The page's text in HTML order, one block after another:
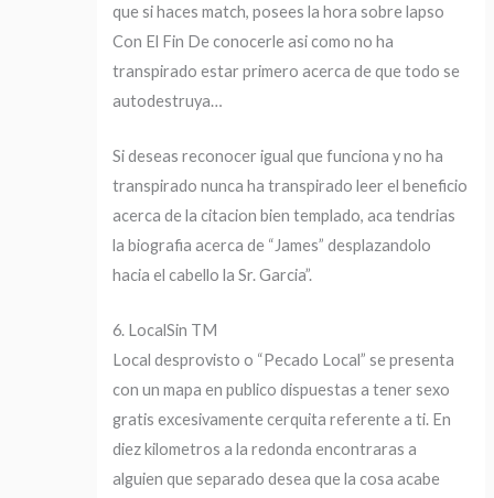
que si haces match, posees la hora sobre lapso
Con El Fin De conocerle asi­ como no ha
transpirado estar primero acerca de que todo se
autodestruya…
Si deseas reconocer igual que funciona y no ha
transpirado nunca ha transpirado leer el beneficio
acerca de la citacion bien templado, aca tendri­as
la biografia acerca de “James” desplazandolo
hacia el cabello la Sr. Garcia”.
6. LocalSin TM
Local desprovisto o “Pecado Local” se presenta
con un mapa en publico dispuestas a tener sexo
gratis excesivamente cerquita referente a ti. En
diez kilometros a la redonda encontraras a
alguien que separado desea que la cosa acabe